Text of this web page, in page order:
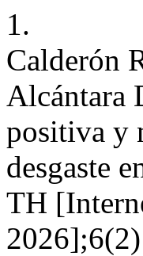
1.
Calderón
Alcántara
positiva y
desgaste
TH